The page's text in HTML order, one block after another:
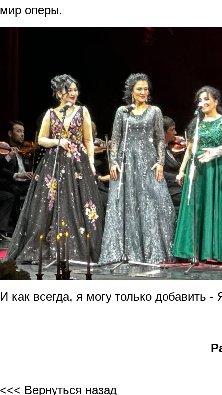
мир оперы.
И как всегда, я могу только добавить
<<< Вернуться назад